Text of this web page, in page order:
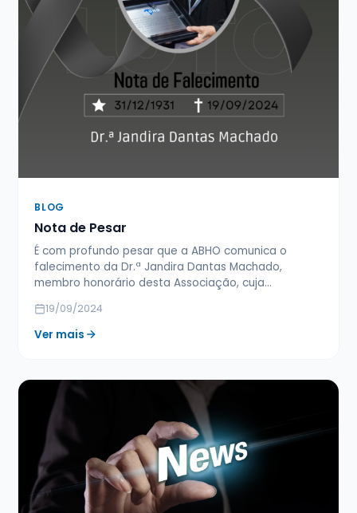
BLOG
Nota de Pesar
É com profundo pesar que a ABHO comunica o
falecimento da Dr.ª Jandira Dantas Machado,
membro honorário desta Associação, cuja…
19/09/2024
Ver mais